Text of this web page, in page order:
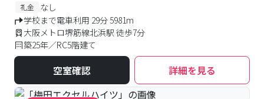
礼金
なし
学校まで電車利用 29分 5981m
大阪メトロ堺筋線北浜駅 徒歩7分
築25年／RC5階建て
空室確認 詳細を見る